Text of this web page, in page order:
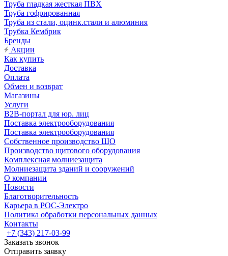
Труба гладкая жесткая ПВХ
Труба гофрированная
Труба из стали, оцинк.стали и алюминия
Трубка Кембрик
Бренды
Акции
Как купить
Доставка
Оплата
Обмен и возврат
Магазины
Услуги
B2B-портал для юр. лиц
Поставка электрооборудования
Поставка электрооборудования
Собственное производство ЩО
Производство щитового оборудования
Комплексная молниезащита
Молниезащита зданий и сооружений
О компании
Новости
Благотворительность
Карьера в РОС-Электро
Политика обработки персональных данных
Контакты
+7 (343) 217-03-99
Заказать звонок
Отправить заявку